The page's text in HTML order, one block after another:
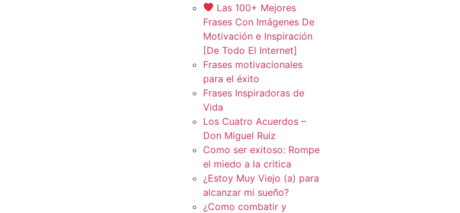
Las 100+ Mejores
Frases Con Imágenes De
Motivación e Inspiración
[De Todo El Internet]
Frases motivacionales
para el éxito
Frases Inspiradoras de
Vida
Los Cuatro Acuerdos –
Don Miguel Ruiz
Como ser exitoso: Rompe
el miedo a la critica
¿Estoy Muy Viejo (a) para
alcanzar mi sueño?
¿Como combatir y